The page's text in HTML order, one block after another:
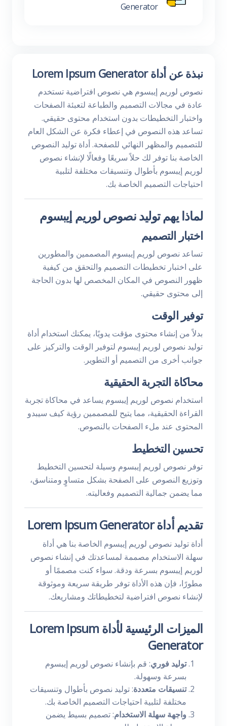
Generator
نبذة عن أداة Lorem Ipsum Generator
نصوص لوريم إيبسوم هي نصوص افتراضية تستخدم
عادة في مجالات التصميم والطباعة لتعبئة الصفحات
واختبار التخطيطات بدون استخدام محتوى حقيقي.
تساعد هذه النصوص في إعطاء فكرة عن الشكل العام
للتصميم والمظهر النهائي للصفحة. أداة توليد النصوص
الخاصة بنا توفر لك حلاً سريعًا وفعالًا لإنشاء نصوص
لوريم إيبسوم بأطوال وتنسيقات مختلفة لتلبية
احتياجات التصميم الخاصة بك.
لماذا يهم توليد نصوص لوريم إيبسوم
اختبار التصميم
تساعد نصوص لوريم إيبسوم المصممين والمطورين
على اختبار تخطيطات التصميم والتحقق من كيفية
ظهور النصوص في المكان المخصص لها بدون الحاجة
إلى محتوى حقيقي.
توفير الوقت
بدلاً من إنشاء محتوى مؤقت يدويًا، يمكنك استخدام أداة
توليد نصوص لوريم إيبسوم لتوفير الوقت والتركيز على
جوانب أخرى من التصميم أو التطوير.
محاكاة التجربة الحقيقية
استخدام نصوص لوريم إيبسوم يساعد في محاكاة تجربة
القراءة الحقيقية، مما يتيح للمصممين رؤية كيف سيبدو
المحتوى عند ملء الصفحات بالنصوص.
تحسين التخطيط
توفر نصوص لوريم إيبسوم وسيلة لتحسين التخطيط
وتوزيع النصوص على الصفحة بشكل متساوٍ ومتناسق،
مما يضمن جمالية التصميم وفعاليته.
تقديم أداة Lorem Ipsum Generator
أداة توليد نصوص لوريم إيبسوم الخاصة بنا هي أداة
سهلة الاستخدام مصممة لمساعدتك في إنشاء نصوص
لوريم إيبسوم بسرعة ودقة. سواء كنت مصممًا أو
مطورًا، فإن هذه الأداة توفر طريقة سريعة وموثوقة
لإنشاء نصوص افتراضية لتخطيطاتك ومشاريعك.
الميزات الرئيسية لأداة Lorem Ipsum
Generator
توليد فوري: قم بإنشاء نصوص لوريم إيبسوم
بسرعة وسهولة.
تنسيقات متعددة: توليد نصوص بأطوال وتنسيقات
مختلفة لتلبية احتياجات التصميم الخاصة بك.
واجهة سهلة الاستخدام: تصميم بسيط يضمن